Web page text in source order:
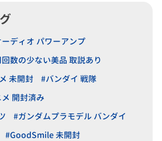
ディオ パワーアンプ
数の少ない美品 取説あり
未開封
#バンダイ 戦隊
開封済み
#ガンダムプラモデル バンダイ
#GoodSmile 未開封